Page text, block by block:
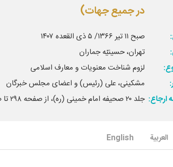
در جمیع جهات)
صبح ۱۱ تیر ۱۳۶۶/ ۵ ذی القعده ۱۴۰۷
تهران، حسینیّه جماران
لزوم شناخت معنویات و معارف اسلامی
مشکینی، علی (رئیس) و اعضای مجلس خبرگان‌
ارجاع: جلد ۲۰ صحیفه امام خمینی (ره)، از صفحه ۲۹۸ تا صفحه ۳۰۰
العربیة English